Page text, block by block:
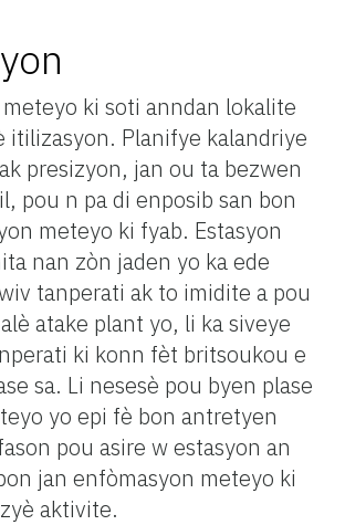
ki soti anndan lokalite
itilizasyon. Planifye kalandriye
presizyon, jan ou ta bezwen
pou n pa di enposib san bon
meteyo ki fyab. Estasyon
nan zòn jaden yo ka ede
tanperati ak to imidite a pou
atake plant yo, li ka siveye
ki konn fèt britsoukou e
sa. Li nesesè pou byen plase
yo epi fè bon antretyen
pou asire w estasyon an
jan enfòmasyon meteyo ki
aktivite.